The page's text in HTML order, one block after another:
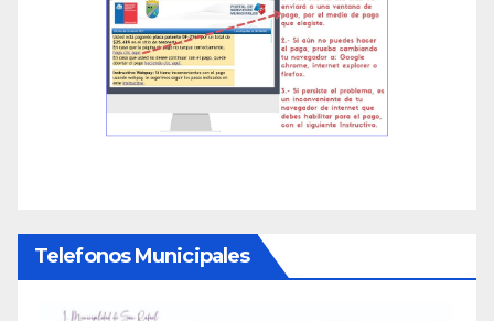
Telefonos Municipales